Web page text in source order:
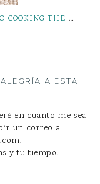
ALCACHOFAS CON ALMEJAS { RETO COOKING THE CHEF }
A ESTA
en cuanto me sea
un correo a
y tu tiempo.